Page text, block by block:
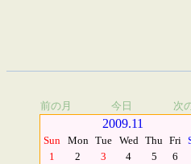
前の月 今日 次
2009.11
Sun Mon Tue Wed Thu Fri
1
2 3 4 5 6